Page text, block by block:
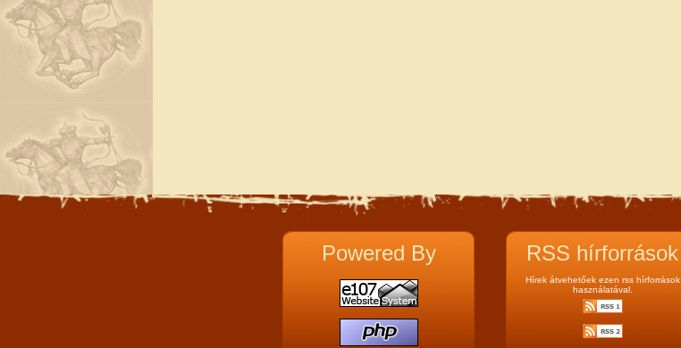
Powered By RSS hírforrások
Hírek átvehetőek ezen rss hírforrások
használatával.